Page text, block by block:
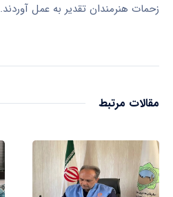
زحمات هنرمندان تقدیر به عمل آوردند.
مقالات مرتبط